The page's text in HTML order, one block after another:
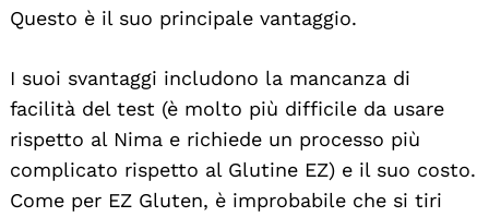
Questo è il suo principale vantaggio.
I suoi svantaggi includono la mancanza di
facilità del test (è molto più difficile da usare
rispetto al Nima e richiede un processo più
complicato rispetto al Glutine EZ) e il suo costo.
Come per EZ Gluten, è improbabile che si tiri